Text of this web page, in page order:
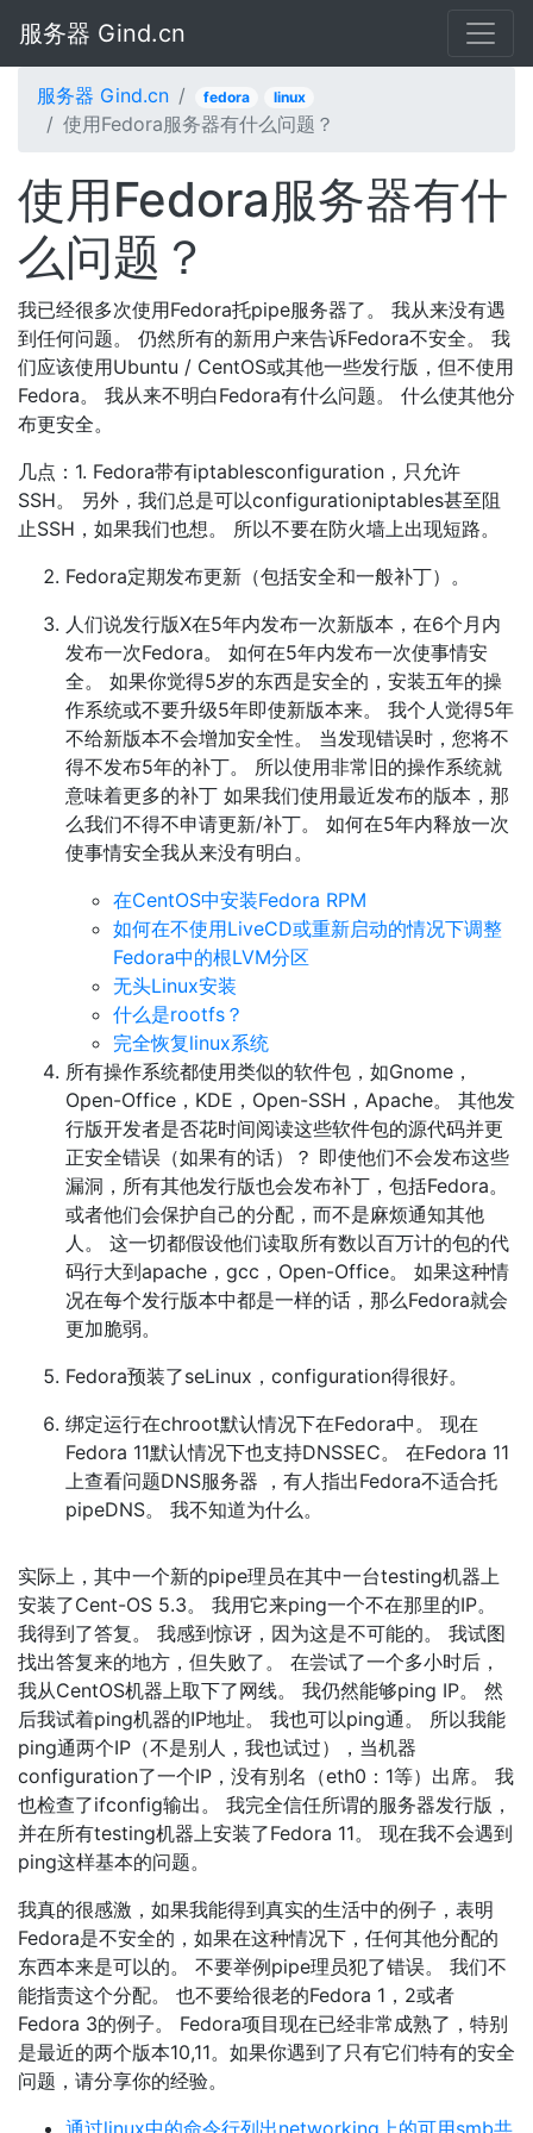
服务器 Gind.cn
服务器 Gind.cn fedora linux
使用Fedora服务器有什么问题？
使用Fedora服务器有什
么问题？
我已经很多次使用Fedora托pipe服务器了。 我从来没有遇
到任何问题。 仍然所有的新用户来告诉F​​edora不安全。 我
们应该使用Ubuntu / CentOS或其他一些发行版，但不使用
Fedora。 我从来不明白Fedora有什么问题。 什么使其他分
布更安全。
几点：1. Fedora带有iptablesconfiguration，只允许
SSH。 另外，我们总是可以configurationiptables甚至阻
止SSH，如果我们也想。 所以不要在防火墙上出现短路。
Fedora定期发布更新（包括安全和一般补丁）。
人们说发行版X在5年内发布一次新版本，在6个月内
发布一次Fedora。 如何在5年内发布一次使事情安
全。 如果你觉得5岁的东西是安全的，安装五年的操
作系统或不要升级5年即使新版本来。 我个人觉得5年
不给新版本不会增加安全性。 当发现错误时，您将不
得不发布5年的补丁。 所以使用非常旧的操作系统就
意味着更多的补丁 如果我们使用最近发布的版本，那
么我们不得不申请更新/补丁。 如何在5年内释放一次
使事情安全我从来没有明白。
在CentOS中安装Fedora RPM
如何在不使用LiveCD或重新启动的情况下调整
Fedora中的根LVM分区
无头Linux安装
什么是rootfs？
完全恢复linux系统
所有操作系统都使用类似的软件包，如Gnome，
Open-Office，KDE，Open-SSH，Apache。 其他发
行版开发者是否花时间阅读这些软件包的源代码并更
正安全错误（如果有的话）？ 即使他们不会发布这些
漏洞，所有其他发行版也会发布补丁，包括Fedora。
或者他们会保护自己的分配，而不是麻烦通知其他
人。 这一切都假设他们读取所有数以百万计的包的代
码行大到apache，gcc，Open-Office。 如果这种情
况在每个发行版本中都是一样的话，那么Fedora就会
更加脆弱。
Fedora预装了seLinux，configuration得很好。
绑定运行在chroot默认情况下在Fedora中。 现在
Fedora 11默认情况下也支持DNSSEC。 在Fedora 11
上查看问题DNS服务器 ，有人指出Fedora不适合托
pipeDNS。 我不知道为什么。
实际上，其中一个新的pipe理员在其中一台testing机器上
安装了Cent-OS 5.3。 我用它来ping一个不在那里的IP。
我得到了答复。 我感到惊讶，因为这是不可能的。 我试图
找出答复来的地方，但失败了。 在尝试了一个多小时后，
我从CentOS机器上取下了网线。 我仍然能够ping IP。 然
后我试着ping机器的IP地址。 我也可以ping通。 所以我能
ping通两个IP（不是别人，我也试过），当机器
configuration了一个IP，没有别名（eth0：1等）出席。 我
也检查了ifconfig输出。 我完全信任所谓的服务器发行版，
并在所有testing机器上安装了Fedora 11。 现在我不会遇到
ping这样基本的问题。
我真的很感激，如果我能得到真实的生活中的例子，表明
Fedora是不安全的，如果在这种情况下，任何其他分配的
东西本来是可以的。 不要举例pipe理员犯了错误。 我们不
能指责这个分配。 也不要给很老的Fedora 1，2或者
Fedora 3的例子。 Fedora项目现在已经非常成熟了，特别
是最近的两个版本10,11。如果你遇到了只有它们特有的安全
问题，请分享你的经验。
通过linux中的命令行列出networking上的可用smb共